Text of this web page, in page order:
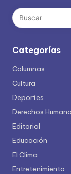
Categorías
Columnas
Cultura
Deportes
Derechos
Editorial
Educación
El Clima
Entretenimiento